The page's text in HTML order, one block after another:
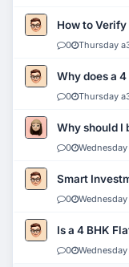
How to
0 Thursday
Why does a
0 Thursday
Why should I
0
Smart
0
Is a 4 BHK
0